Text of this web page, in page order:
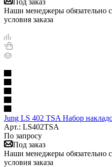
Наши менеджеры обязательно
условия заказа
Jung LS 402 TSA Набор
Арт.: LS402TSA
По запросу
Под заказ
Наши менеджеры обязательно
условия заказа